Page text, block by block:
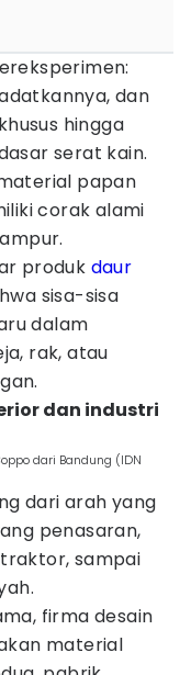
dan
hingga
serat kain.
papan
corak alami
produk daur
sisa-sisa
dalam
rak, atau
dan industri
dari Bandung (IDN
dari arah yang
penasaran,
sampai
firma desain
material